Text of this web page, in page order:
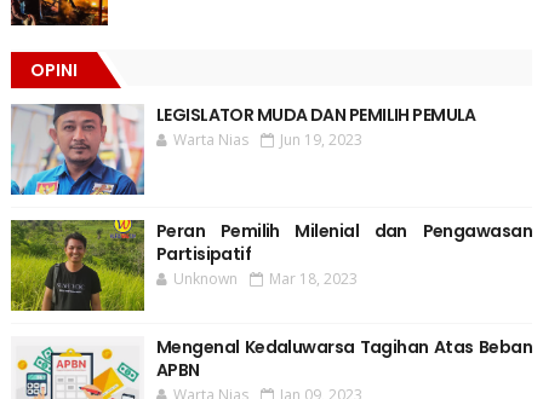
OPINI
LEGISLATOR MUDA DAN PEMILIH PEMULA
Warta Nias Jun 19, 2023
Peran Pemilih Milenial dan Pengawasan
Partisipatif
Unknown Mar 18, 2023
Mengenal Kedaluwarsa Tagihan Atas Beban
APBN
Warta Nias Jan 09, 2023